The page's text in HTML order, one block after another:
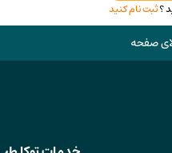
؟ثبت نام کنید
صفحه